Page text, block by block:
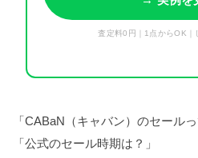
査定料0円｜1点からOK｜
「CABaN（キャバン）のセール
「公式のセール時期は？」